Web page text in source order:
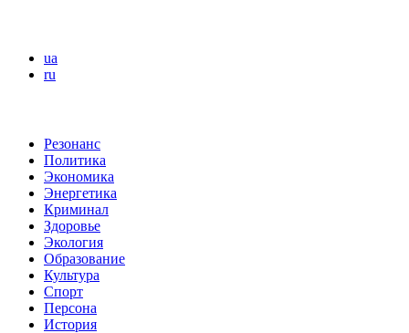
ua
ru
Резонанс
Политика
Экономика
Энергетика
Криминал
Здоровье
Экология
Образование
Культура
Спорт
Персона
История